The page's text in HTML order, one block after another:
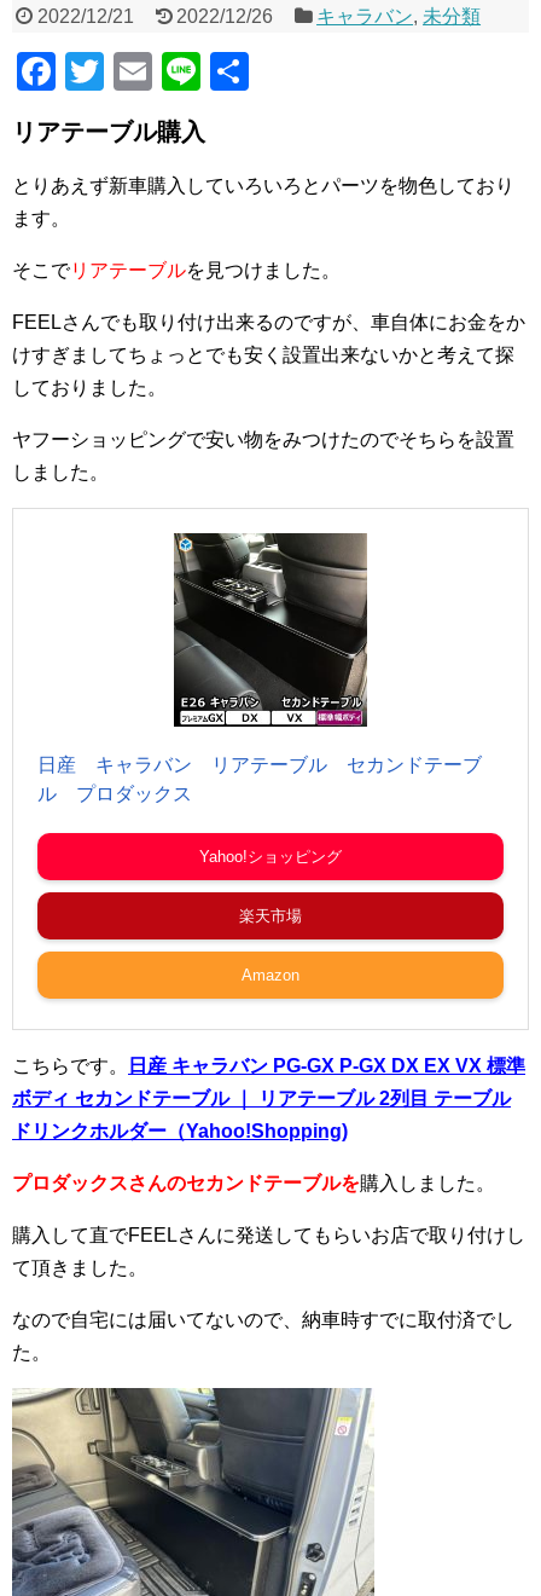
2022/12/21 2022/12/26 キャラバン, 未分類
F
a
c
e
b
o
o
k
T
wi
tt
er
E
m
ail
Li
e
リアテーブル購入
とりあえず新車購入していろいろとパーツを物色しており
ます。
そこでリアテーブルを見つけました。
FEELさんでも取り付け出来るのですが、車自体にお金をか
けすぎましてちょっとでも安く設置出来ないかと考えて探
しておりました。
ヤフーショッピングで安い物をみつけたのでそちらを設置
しました。
日産 キャラバン リアテーブル セカンドテーブ
ル プロダックス
Yahoo!ショッピング
楽天市場
Amazon
こちらです。
日産 キャラバン PG-GX P-GX DX EX VX 標準
ボディ セカンドテーブル ｜ リアテーブル 2列目 テーブル
ドリンクホルダー（Yahoo!Shopping)
プロダックスさんのセカンドテーブルを購入しました。
購入して直でFEELさんに発送してもらいお店で取り付けし
て頂きました。
なので自宅には届いてないので、納車時すでに取付済でし
た。